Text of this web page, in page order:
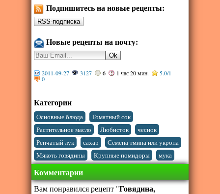
Подпишитесь на новые рецепты:
Новые рецепты на почту:
2011-09-27 3127 6 1 час 20 мин. 5.0/1
0
Категории
Основные блюда Томатный сок
Растительное масло Любисток чеснок
Репчатый лук сахар Семена тмина или укропа
Мякоть говядины Крупные помидоры мука
Комментарии
Вам понравился рецепт "Говядина,